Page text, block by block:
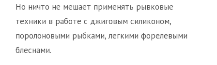
Но ничто не мешает применять рывковые
техники в работе с джиговым силиконом,
поролоновыми рыбками, легкими форелевыми
блеснами.